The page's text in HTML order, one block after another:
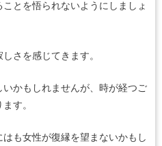
とを悟られないようにしましょ
さを感じてきます。
かもしれませんが、時が経つご
す。
も女性が復縁を望まないかもし